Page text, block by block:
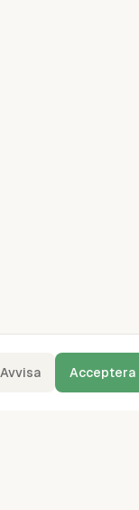
Avvisa Acceptera